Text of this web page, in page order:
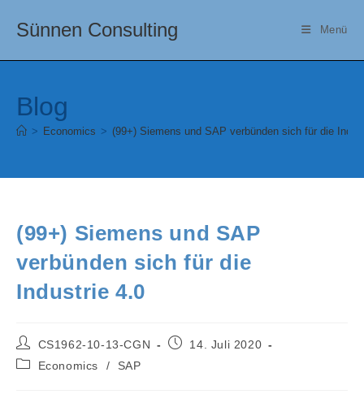
InhaltSünnen Consulting Menü
Blog
> Economics > (99+) Siemens und SAP verbünden sich für die
(99+) Siemens und SAP
verbünden sich für die
Industrie 4.0
Beitrags-
Autor:
CS1962-10-13-CGN
Beitrag14. Juli 2020
Beitrags-
Economics / SAP